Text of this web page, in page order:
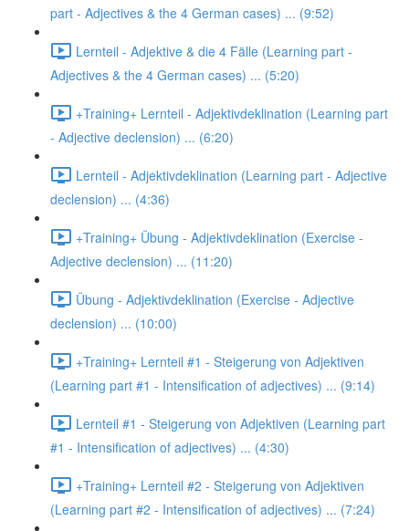
part - Adjectives & the 4 German cases) ... (9:52)
Lernteil - Adjektive & die 4 Fälle (Learning part -
Adjectives & the 4 German cases) ... (5:20)
+Training+ Lernteil - Adjektivdeklination (Learning part
- Adjective declension) ... (6:20)
Lernteil - Adjektivdeklination (Learning part - Adjective
declension) ... (4:36)
+Training+ Übung - Adjektivdeklination (Exercise -
Adjective declension) ... (11:20)
Übung - Adjektivdeklination (Exercise - Adjective
declension) ... (10:00)
+Training+ Lernteil #1 - Steigerung von Adjektiven
(Learning part #1 - Intensification of adjectives) ... (9:14)
Lernteil #1 - Steigerung von Adjektiven (Learning part
#1 - Intensification of adjectives) ... (4:30)
+Training+ Lernteil #2 - Steigerung von Adjektiven
(Learning part #2 - Intensification of adjectives) ... (7:24)